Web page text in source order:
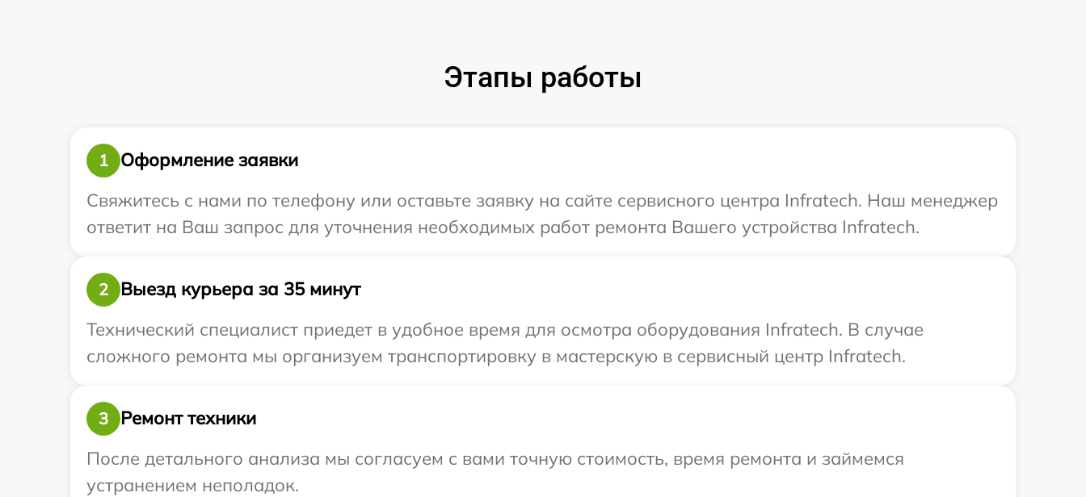
Этапы работы
1
Оформление заявки
Свяжитесь с нами по телефону или оставьте заявку на сайте сервисного центра Infratech. Наш менеджер
ответит на Ваш запрос для уточнения необходимых работ ремонта Вашего устройства Infratech.
2
Выезд курьера за 35 минут
Технический специалист приедет в удобное время для осмотра оборудования Infratech. В случае
сложного ремонта мы организуем транспортировку в мастерскую в сервисный центр Infratech.
3
Ремонт техники
После детального анализа мы согласуем с вами точную стоимость, время ремонта и займемся
устранением неполадок.